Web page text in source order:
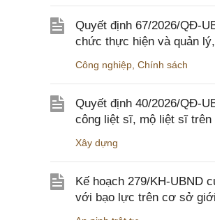
Quyết định 67/2026/QĐ-
chức thực hiện và quản
Công nghiệp Chính sách
Quyết định 40/2026/QĐ-
công liệt sĩ, mộ liệt sĩ trên
Xây dựng
Kế hoạch 279/KH-UBND
với bạo lực trên cơ sở